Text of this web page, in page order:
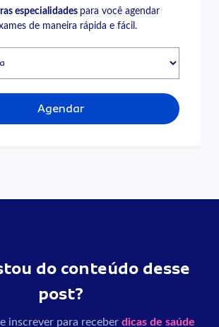
especialidades para você agendar
de maneira rápida e fácil.
Agendar
do conteúdo desse
post?
inscrever para receber dicas de saúde